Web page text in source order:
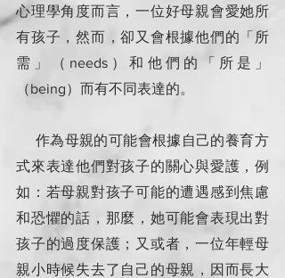
心理學角度而言，一位好母親會愛她所
有孩子，然而，卻又會根據他們的「所
需」（needs）和他們的「所是」
（being）而有不同表達的。
式來表達他們對孩子的關心與愛護，例
如：若母親對孩子可能的遭遇感到焦慮
和恐懼的話，那麼，她可能會表現出對
孩子的過度保護；又或者，一位年輕母
親小時候失去了自己的母親，因而長大